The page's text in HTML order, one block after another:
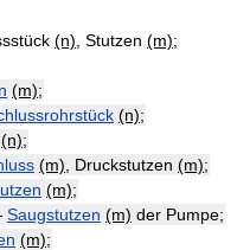
(n) , Stutzen (m);
(m);
(n);
(n);
(m) , Druckstutzen (m);
(m);
Saugstutzen (m) der Pumpe;
(m);